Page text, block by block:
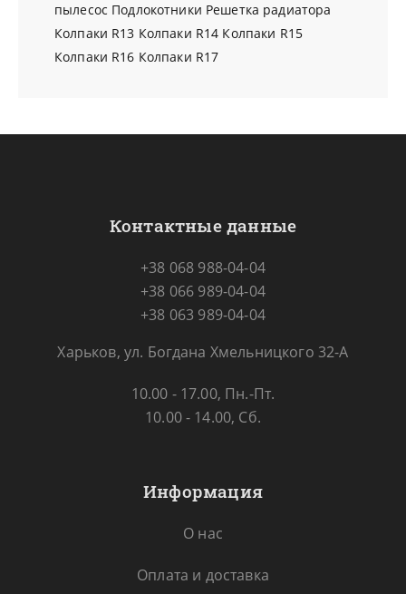
пылесос Подлокотники Решетка радиатора
Колпаки R13 Колпаки R14 Колпаки R15
Колпаки R16 Колпаки R17
Контактные данные
+38 068 988-04-04
+38 066 989-04-04
+38 063 989-04-04
Харьков, ул. Богдана Хмельницкого 32-А
10.00 - 17.00, Пн.-Пт.
10.00 - 14.00, Сб.
Информация
О нас
Оплата и доставка